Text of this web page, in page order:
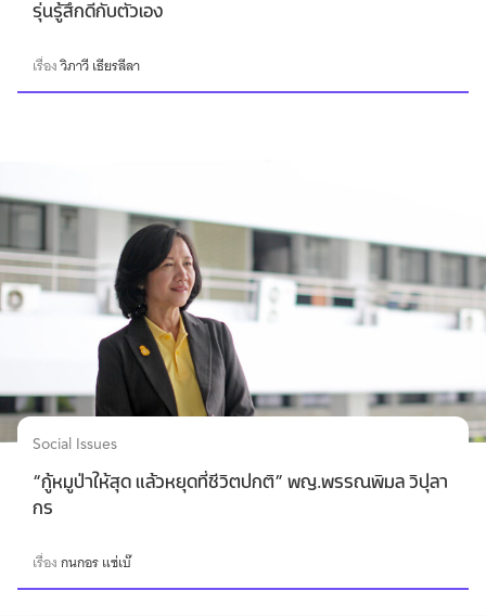
รุ่นรู้สึกดีกับตัวเอง
เรื่องวิภาวี เธียรลีลา
Social Issues
“กู้หมูป่าให้สุด แล้วหยุดที่ชีวิตปกติ” พญ.พรรณพิมล วิปุลา
กร
เรื่องกนกอร แซ่เบ๊